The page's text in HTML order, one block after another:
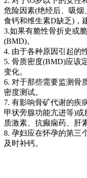
危险因素(绝经后、吸
食钙和维生素D缺乏)，
3.如果有脆性骨折史或
(BMD)。
4. 由于各种原因引起的
5. 骨质密度(BMD)应该
变化。
6. 对于那些需要监测骨
密度测试。
7. 有影响骨矿代谢的疾
甲状旁腺功能亢进等)
质激素、抗癫痫药、肝
8. 孕妇应在怀孕的第三
及时补钙。